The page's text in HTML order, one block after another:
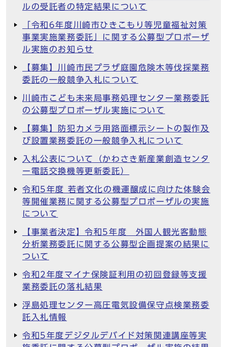
ルの受託者の特定結果について
「令和6年度川崎市ひきこもり等児童福祉対策
事業実施業務委託」に関する公募型プロポーザ
ル実施のお知らせ
【募集】川崎市民プラザ庭園危険木等伐採業務
委託の一般競争入札について
川崎市こども未来局事務処理センター業務委託
の公募型プロポーザル実施について
【募集】防犯カメラ用路面標示シートの製作及
び設置業務委託の一般競争入札について
入札公表について（かわさき新産業創造センタ
ー電話交換機等更新委託）
令和5年度 若者文化の機運醸成に向けた体験会
等開催業務に関する公募型プロポーザルの実施
について
【事業者決定】令和5年度 外国人観光客動態
分析業務委託に関する公募型企画提案の結果に
ついて
令和2年度マイナ保険証利用の初回登録等支援
業務委託の落札結果
浮島処理センター高圧電気設備保守点検業務委
託入札情報
令和5年度デジタルデバイド対策関連講座等実